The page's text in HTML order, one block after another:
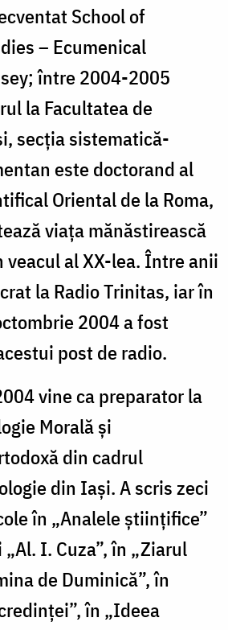
School of
– Ecumenical
între 2004-2005
la Facultatea de
secţia sistematică-
este doctorand al
Oriental de la Roma,
viaţa mănăstirească
veacul al XX-lea. Între anii
la Radio Trinitas, iar în
2004 a fost
post de radio.
vine ca preparator la
Morală şi
din cadrul
din Iaşi. A scris zeci
în „Analele ştiinţifice”
I. Cuza”, în „Ziarul
de Duminică”, în
în „Ideea